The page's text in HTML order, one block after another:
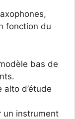
fonction du
bas de
alto d’étude
instrument